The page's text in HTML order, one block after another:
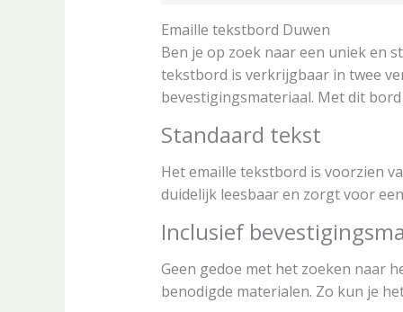
Emaille tekstbord Duwen
Ben je op zoek naar een uniek en
tekstbord is verkrijgbaar in twee
bevestigingsmateriaal. Met dit
Standaard tekst
Het emaille tekstbord is voorzien
duidelijk leesbaar en zorgt voor
Inclusief
Geen gedoe met het zoeken naar
benodigde materialen. Zo kun je